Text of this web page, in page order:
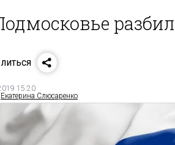
15:20
Екатерина Слюсаренко